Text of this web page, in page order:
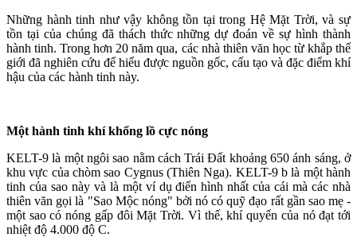
Những hành tinh như vậy không tồn tại trong Hệ Mặt Trời, và sự
tồn tại của chúng đã thách thức những dự đoán về sự hình thành
hành tinh. Trong hơn 20 năm qua, các nhà thiên văn học từ khắp thế
giới đã nghiên cứu để hiểu được nguồn gốc, cấu tạo và đặc điểm khí
hậu của các hành tinh này.
Một hành tinh khí khổng lồ cực nóng
KELT-9 là một ngôi sao nằm cách Trái Đất khoảng 650 ánh sáng, ở
khu vực của chòm sao Cygnus (Thiên Nga). KELT-9 b là một hành
tinh của sao này và là một ví dụ điển hình nhất của cái mà các nhà
thiên văn gọi là "Sao Mộc nóng" bởi nó có quỹ đạo rất gần sao mẹ -
một sao có nóng gấp đôi Mặt Trời. Vì thế, khí quyển của nó đạt tới
nhiệt độ 4.000 độ C.